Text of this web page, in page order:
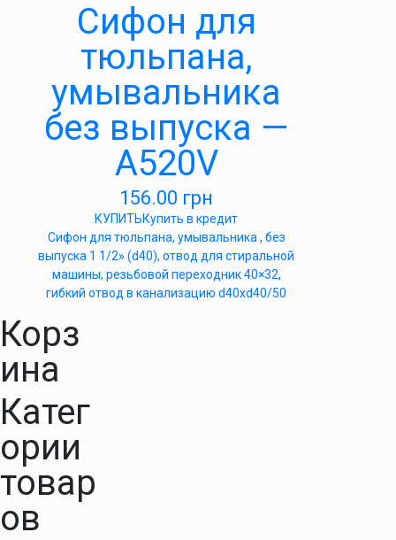
Сифон для
тюльпана,
умывальника
без выпуска —
А520V
156.00 грн
КУПИТЬКупить в кредит
Сифон для тюльпана, умывальника , без
выпуска 1 1/2» (d40), отвод для стиральной
машины, резьбовой переходник 40×32,
гибкий отвод в канализацию d40xd40/50
Корз
ина
Катег
ории
товар
ов